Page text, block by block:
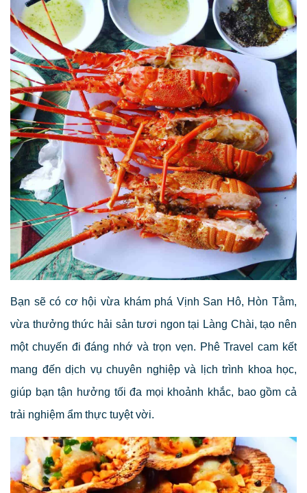
Bạn sẽ có cơ hội vừa khám phá Vịnh San Hô, Hòn Tằm,
vừa thưởng thức hải sản tươi ngon tại Làng Chài, tạo nên
một chuyến đi đáng nhớ và trọn vẹn. Phê Travel cam kết
mang đến dịch vụ chuyên nghiệp và lịch trình khoa học,
giúp bạn tận hưởng tối đa mọi khoảnh khắc, bao gồm cả
trải nghiệm ẩm thực tuyệt vời.